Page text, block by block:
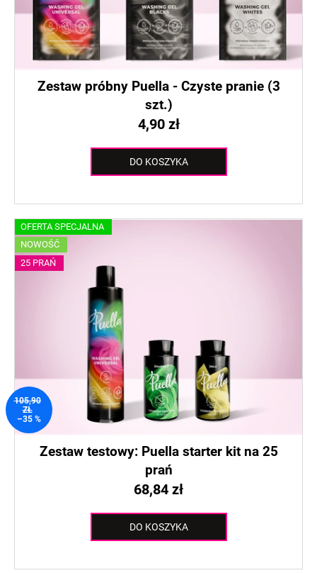
Zestaw próbny Puella - Czyste pranie (3
szt.)
4,90 zł
DO KOSZYKA
OFERTA SPECJALNA
NOWOŚĆ
25 PRAŃ
105,90
ZŁ
–35 %
Zestaw testowy: Puella starter kit na 25
prań
68,84 zł
DO KOSZYKA